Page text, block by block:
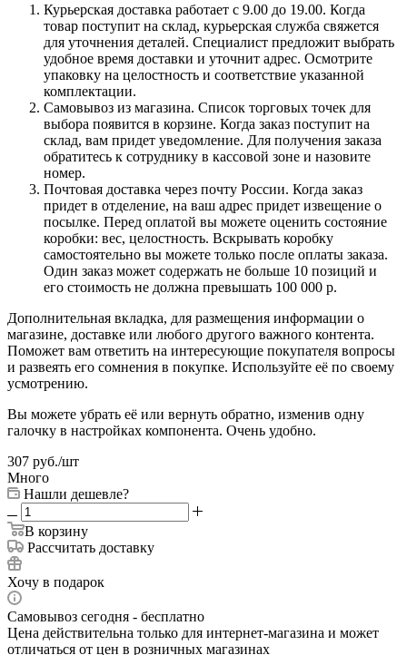
Курьерская доставка работает с 9.00 до 19.00. Когда
товар поступит на склад, курьерская служба свяжется
для уточнения деталей. Специалист предложит выбрать
удобное время доставки и уточнит адрес. Осмотрите
упаковку на целостность и соответствие указанной
комплектации.
Самовывоз из магазина. Список торговых точек для
выбора появится в корзине. Когда заказ поступит на
склад, вам придет уведомление. Для получения заказа
обратитесь к сотруднику в кассовой зоне и назовите
номер.
Почтовая доставка через почту России. Когда заказ
придет в отделение, на ваш адрес придет извещение о
посылке. Перед оплатой вы можете оценить состояние
коробки: вес, целостность. Вскрывать коробку
самостоятельно вы можете только после оплаты заказа.
Один заказ может содержать не больше 10 позиций и
его стоимость не должна превышать 100 000 р.
Дополнительная вкладка, для размещения информации о
магазине, доставке или любого другого важного контента.
Поможет вам ответить на интересующие покупателя вопросы
и развеять его сомнения в покупке. Используйте её по своему
усмотрению.
Вы можете убрать её или вернуть обратно, изменив одну
галочку в настройках компонента. Очень удобно.
307 руб./шт
Много
Нашли дешевле?
В корзину
Рассчитать доставку
Хочу в подарок
Самовывоз сегодня - бесплатно
Цена действительна только для интернет-магазина и может
отличаться от цен в розничных магазинах